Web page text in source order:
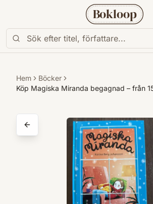
Bokloop
Hem
Böcker
Köp Magiska Miranda begagnad – från